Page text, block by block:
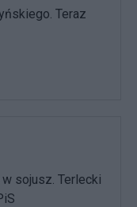
Teraz
sojusz. Terlecki